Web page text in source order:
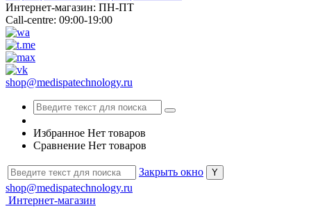
Интернет-магазин: ПН-ПТ
Call-centre: 09:00-19:00
shop@medispatechnology.ru
Избранное Нет товаров
Сравнение Нет товаров
Закрыть окно
shop@medispatechnology.ru
Интернет-магазин